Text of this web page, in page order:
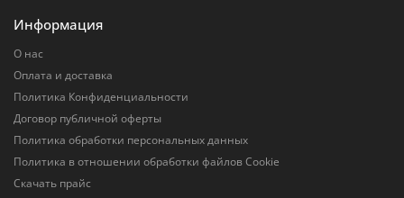
Информация
О нас
Оплата и доставка
Политика Конфиденциальности
Договор публичной оферты
Политика обработки персональных данных
Политика в отношении обработки файлов Cookie
Скачать прайс